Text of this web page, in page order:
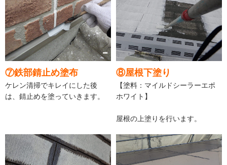
⑦鉄部錆止め塗布
ケレン清掃でキレイにした後
は、錆止めを塗っていきます。
⑧屋根下塗り
【塗料：マイルドシーラーエポ
ホワイト】
屋根の上塗りを行います。